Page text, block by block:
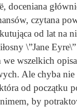
doceniana
czytana
od lat na
\”Jane
wszelkich
Ale chyba nie
od początku
by